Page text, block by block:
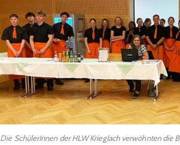
Die SchülerInnen der HLW Krieglach verwöhnten die